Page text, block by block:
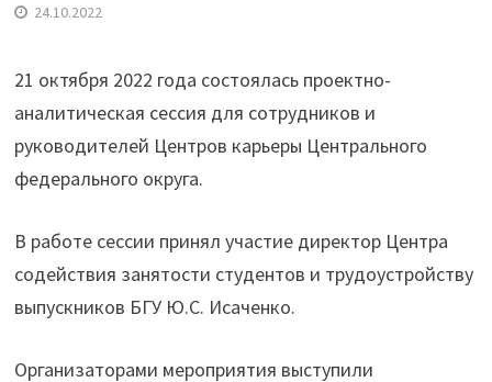
24.10.2022
21 октября 2022 года состоялась проектно-
аналитическая сессия для сотрудников и
руководителей Центров карьеры Центрального
федерального округа.
В работе сессии принял участие директор Центра
содействия занятости студентов и трудоустройству
выпускников БГУ Ю.С. Исаченко.
Организаторами мероприятия выступили